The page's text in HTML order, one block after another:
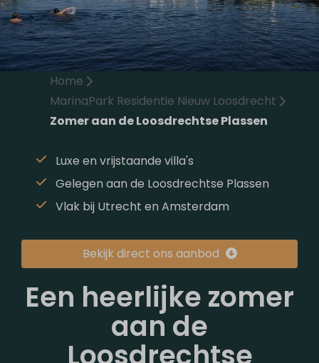
Home
MarinaPark Residentie Nieuw Loosdrecht
Zomer aan de Loosdrechtse Plassen
Luxe en vrijstaande villa's
Gelegen aan de Loosdrechtse Plassen
Vlak bij Utrecht en Amsterdam
Bekijk direct ons aanbod
Een heerlijke zomer
aan de